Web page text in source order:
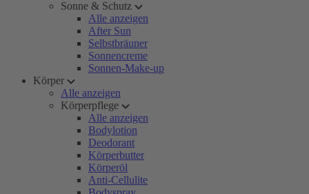
Sonne & Schutz
Alle anzeigen
After Sun
Selbstbräuner
Sonnencreme
Sonnen-Make-up
Körper
Alle anzeigen
Körperpflege
Alle anzeigen
Bodylotion
Deodorant
Körperbutter
Körperöl
Anti-Cellulite